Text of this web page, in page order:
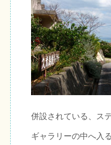
併設されている、ス
ギャラリーの中へ入